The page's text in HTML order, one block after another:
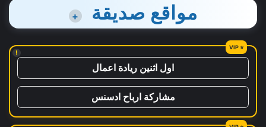
مواقع صديقة +
!
اول اثنين ريادة اعمال
مشاركة ارباح ادسنس